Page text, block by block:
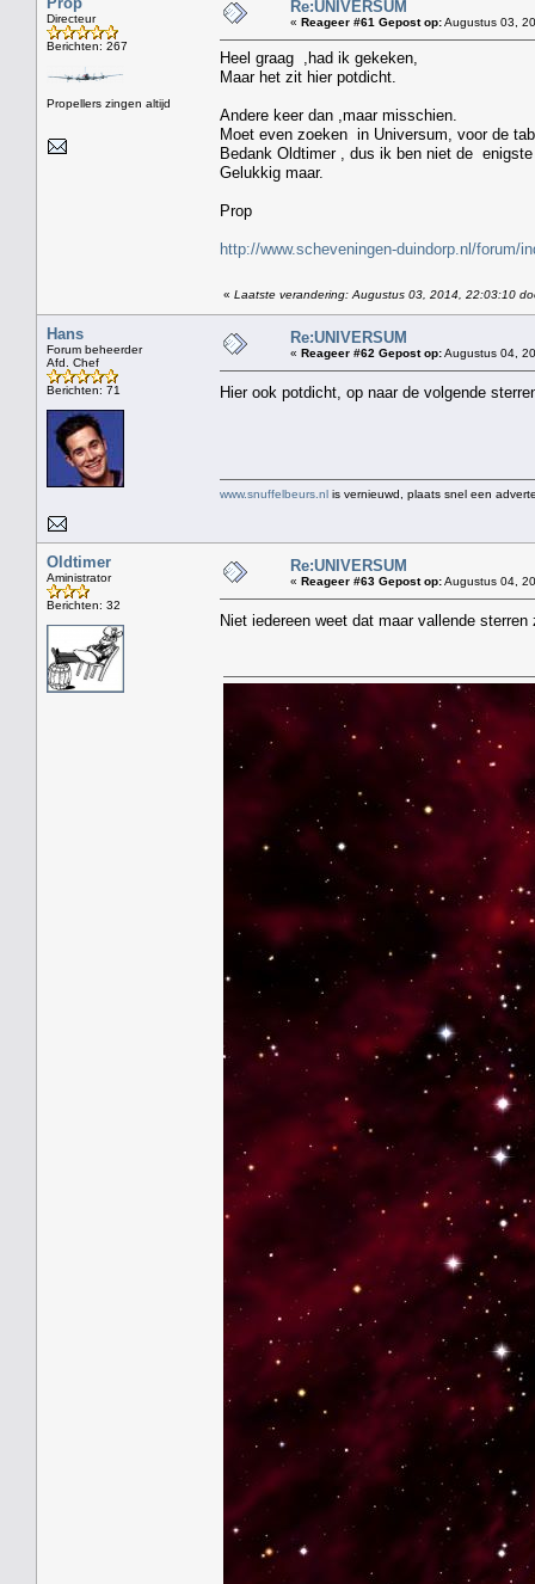
Directeur
Berichten: 267
Propellers zingen altijd
Re:UNIVERSUM
« Reageer #61 Gepost op:Augustus 03,
Heel graag ,had ik gekeken,
Maar het zit hier potdicht.
Andere keer dan ,maar misschien.
Moet even zoeken in Universum, voor de
Bedank Oldtimer , dus ik ben niet de
Gelukkig maar.
Prop
http://www.scheveningen-duindorp.nl/forum/
« Laatste verandering: Augustus 03, 2014, 22:03:10
Hans
Forum beheerder
Afd. Chef
Berichten: 71
Re:UNIVERSUM
« Reageer #62 Gepost op:Augustus 04,
Hier ook potdicht, op naar de volgende
www.snuffelbeurs.nl is vernieuwd, plaats snel een
Oldtimer
Aministrator
Berichten: 32
Re:UNIVERSUM
« Reageer #63 Gepost op:Augustus 04,
Niet iedereen weet dat maar vallende